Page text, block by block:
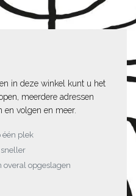
in deze winkel kunt u het
meerdere adressen
en volgen en meer.
één plek
sneller
overal opgeslagen